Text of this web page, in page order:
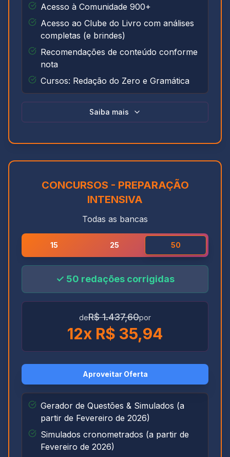
Acesso à Comunidade 900+
Acesso ao Clube do Livro com análises
completas (e brindes)
Recomendações de conteúdo conforme
nota
Cursos: Redação do Zero e Gramática
Saiba mais
CONCURSOS - PREPARAÇÃO
INTENSIVA
Todas as bancas
15 25 50
✓ 50 redações corrigidas
deR$ 1.437,60por
12x R$ 35,94
Aproveitar Oferta
Gerador de Questões & Simulados (a
partir de Fevereiro de 2026)
Simulados cronometrados (a partir de
Fevereiro de 2026)